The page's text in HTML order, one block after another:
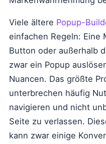
Viele ältere Popup-
einfachen Regeln: Eine
Button oder außerhalb
zwar ein Popup
Nuancen. Das größte
unterbrechen häufig
navigieren und nicht
Seite zu verlassen.
kann zwar einige